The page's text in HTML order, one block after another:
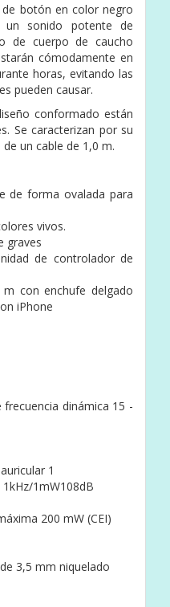
de botón en color negro
un sonido potente de
de cuerpo de caucho
cómodamente en
horas, evitando las
pueden causar.
conformado están
Se caracterizan por su
un cable de 1,0 m.
de forma ovalada para
vivos.
graves
de controlador de
con enchufe delgado
iPhone
dinámica 15 -
1
1mW108dB
200 mW (CEI)
3,5 mm niquelado